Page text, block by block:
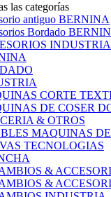
las categorías
antiguo BERNINA
Bordado
INDUSTRIA
CORTE
DE COSER
& OTROS
MAQUINAS DE
TECNOLOGIAS
&
&